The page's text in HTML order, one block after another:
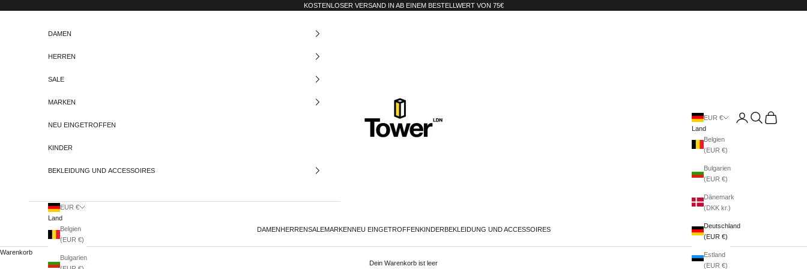
KOSTENLOSER VERSAND IN AB EINEM BESTELLWERT VON 75€
Tower-London.De
DAMEN HERRENSALEMARKEN NEU EINGETROFFEN KINDER BEKLEIDUNG UND ACCESSOIRES
EUR €
Land
Belgien
(EUR €)
Bulgarien
(EUR €)
Dänemark
(DKK kr.)
Deutschland
(EUR €)
Estland
(EUR €)
AnmeldenSuchenWarenkorb
DAMEN
HERREN
SALE
MARKEN
NEU EINGETROFFEN
KINDER
BEKLEIDUNG UND ACCESSOIRES
EUR €
Land
Belgien
(EUR €)
Bulgarien
Warenkorb
Dein Warenkorb ist leer